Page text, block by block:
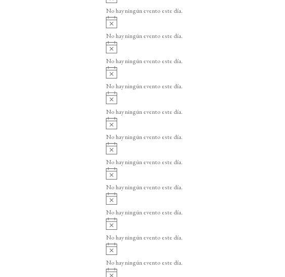
o
v
i
o
No hay ningún evento este día.
v
i
o
No hay ningún evento este día.
v
i
o
No hay ningún evento este día.
v
i
o
No hay ningún evento este día.
A
v
i
o
No hay ningún evento este día.
A
v
i
o
No hay ningún evento este día.
A
v
i
o
No hay ningún evento este día.
v
i
o
No hay ningún evento este día.
v
i
o
No hay ningún evento este día.
v
i
o
No hay ningún evento este día.
v
i
No hay ningún evento este día.